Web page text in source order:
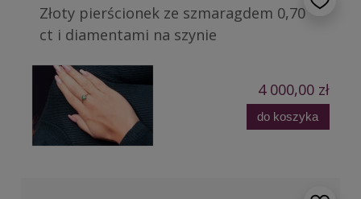
Złoty pierścionek ze szmaragdem 0,70
ct i diamentami na szynie
4 000,00 zł
do koszyka